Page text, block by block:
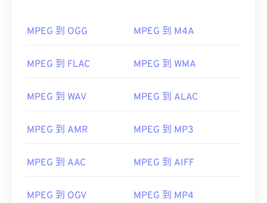
MPEG 文件几乎总是在操作系统的默认视频播放器中
Player中打开。在 Mac 上，它会在QuickTime
单。它可以通过互联网流式传输或在硬件播放器上播
有时，打开 MPEG 文件需要使用第三方软件，例如
他方法都无效，请尝试
VLC 媒体播放器 。
开发者：运动图像专家组 (MPEG)
MPEG 到 OGG MPEG 到 M4A
MPEG 到 FLAC MPEG 到 WMA
MPEG 到 WAV MPEG 到 ALAC
MPEG 到 AMR MPEG 到 MP3
MPEG 到 AAC MPEG 到 AIFF
MPEG 到 OGV MPEG 到 MP4